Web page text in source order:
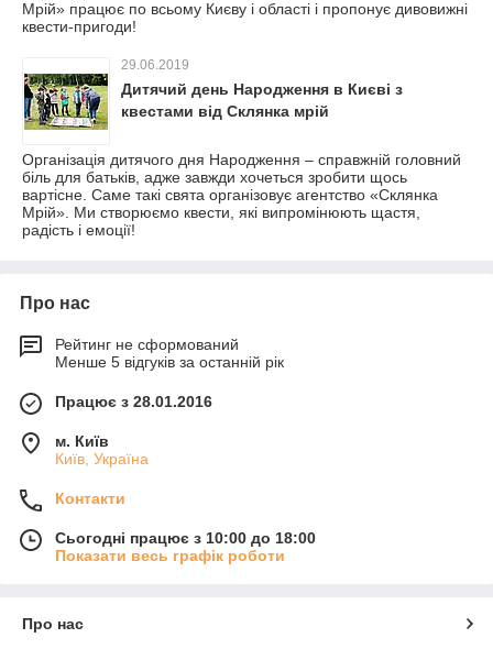
Мрій» працює по всьому Києву і області і пропонує дивовижні
квести-пригоди!
29.06.2019
Дитячий день Народження в Києві з
квестами від Склянка мрій
Організація дитячого дня Народження – справжній головний
біль для батьків, адже завжди хочеться зробити щось
вартісне. Саме такі свята організовує агентство «Склянка
Мрій». Ми створюємо квести, які випромінюють щастя,
радість і емоції!
Про нас
Рейтинг не сформований
Менше 5 відгуків за останній рік
Працює з 28.01.2016
м. Київ
Київ, Україна
Контакти
Сьогодні працює з 10:00 до 18:00
Показати весь графік роботи
Про нас